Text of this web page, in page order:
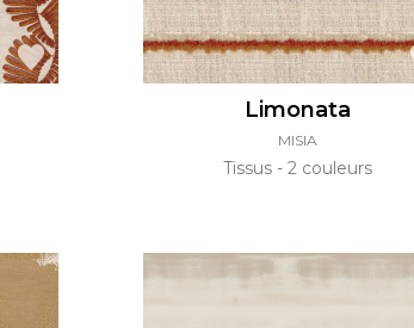
Limonata
MISIA
Tissus 2 couleurs